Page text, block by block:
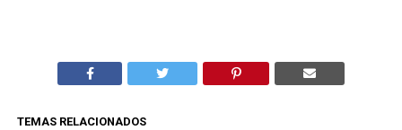
TEMAS RELACIONADOS